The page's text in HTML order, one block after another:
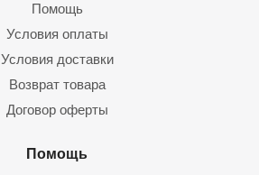
Помощь
Условия оплаты
Условия доставки
Возврат товара
Договор оферты
Помощь